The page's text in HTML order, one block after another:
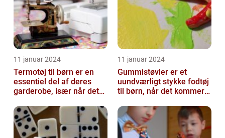
11 januar 2024
Termotøj til børn er en
essentiel del af deres
garderobe, især når det
og ak...
11 januar 2024
Gummistøvler er et
uundværligt stykke fodtøj
til børn, når det kommer
opl...